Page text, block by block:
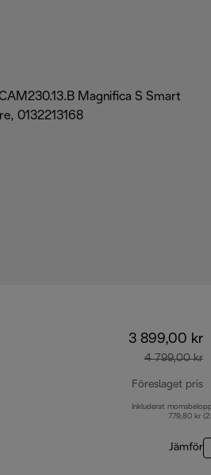
3 899,00 kr
4 799,00 kr
Föreslaget pris
Inkluderat
779,80 kr
Jämför